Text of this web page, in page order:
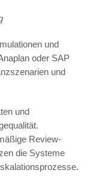
und
oder SAP
und
und
Review-
die Systeme